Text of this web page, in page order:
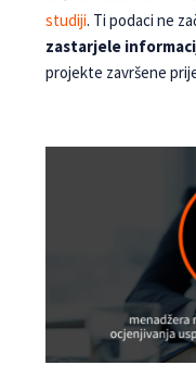
studiji. Ti podaci ne
zastarjele
projekte završene